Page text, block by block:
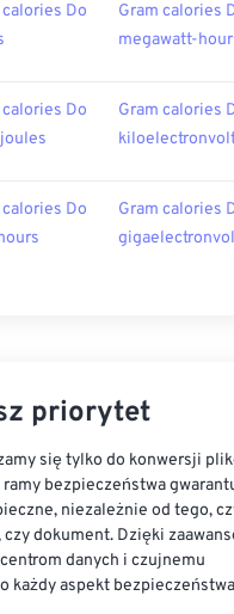
calories Do
Gram calories
megawatt-
calories Do
Gram calories
calories Do
Gram calories
priorytet
się tylko do konwersji
bezpieczeństwa
niezależnie od tego,
dokument. Dzięki
danych i czujnemu
każdy aspekt